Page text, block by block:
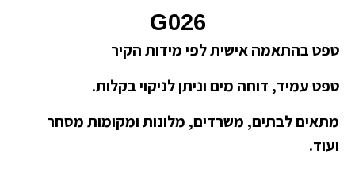
G026
טפט בהתאמה אישית לפי מידות הקיר
טפט עמיד, דוחה מים וניתן לניקוי בקלות.
מתאים לבתים, משרדים, מלונות ומקומות מסחר
ועוד.